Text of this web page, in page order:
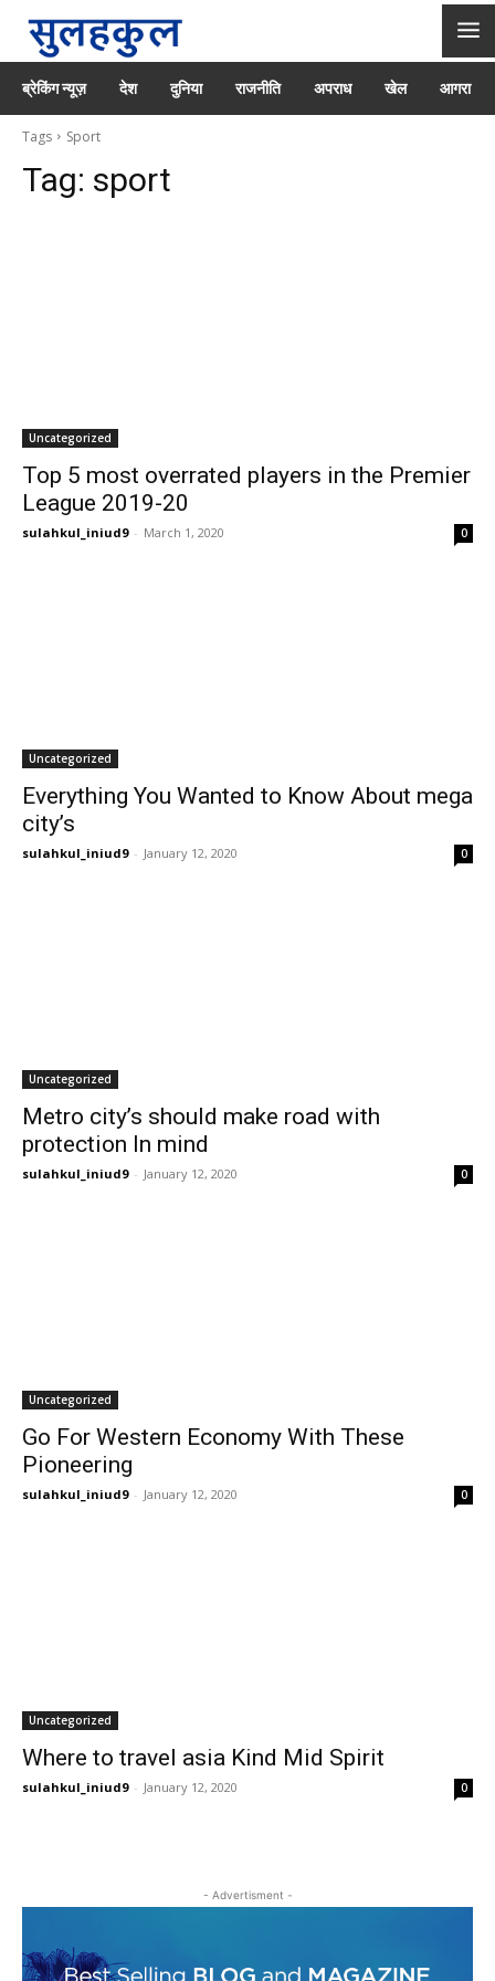
ब्रेकिंग न्यूज़ देश दुनिया राजनीति अपराध खेल आगरा
Tags Sport
Tag: sport
Uncategorized
Top 5 most overrated players in the Premier
League 2019-20
sulahkul_iniud9 - March 1, 2020 0
Uncategorized
Everything You Wanted to Know About mega
city’s
sulahkul_iniud9 - January 12, 2020 0
Uncategorized
Metro city’s should make road with
protection In mind
sulahkul_iniud9 - January 12, 2020 0
Uncategorized
Go For Western Economy With These
Pioneering
sulahkul_iniud9 - January 12, 2020 0
Uncategorized
Where to travel asia Kind Mid Spirit
sulahkul_iniud9 - January 12, 2020 0
- Advertisment -